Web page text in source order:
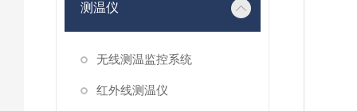
测温仪
无线测温监控系统
红外线测温仪